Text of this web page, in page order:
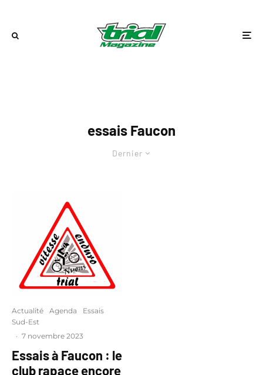
essais Faucon
Dernier
Actualité Agenda
Essais
Sud-Est
· 7 novembre 2023
Essais à Faucon : le
club rapace encore